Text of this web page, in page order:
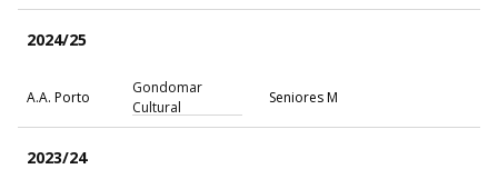
2024/25
A.A. Porto
Gondomar
Cultural
Seniores M
2023/24